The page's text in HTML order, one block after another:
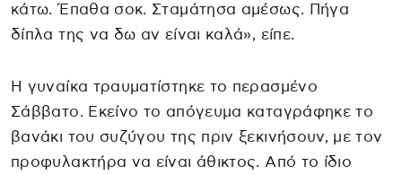
κάτω. Έπαθα σοκ. Σταμάτησα αμέσως. Πήγα
δίπλα της να δω αν είναι καλά», είπε.
Η γυναίκα τραυματίστηκε το περασμένο
Σάββατο. Εκείνο το απόγευμα καταγράφηκε το
βανάκι του συζύγου της πριν ξεκινήσουν, με τον
προφυλακτήρα να είναι άθικτος. Από το ίδιο